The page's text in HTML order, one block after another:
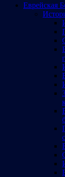
Еврейская